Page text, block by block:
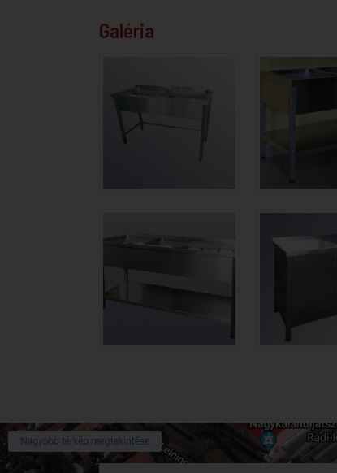
Galéria